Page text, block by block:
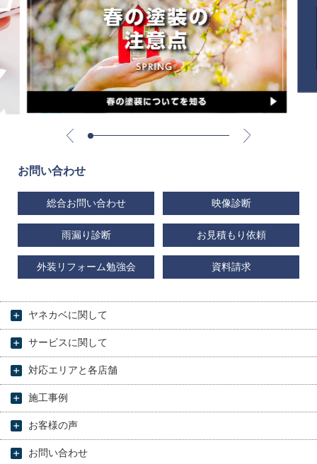
お問い合わせ
総合お問い合わせ 映像診断
雨漏り診断 お見積もり依頼
外装リフォーム勉強会 資料請求
ヤネカベに関して
サービスに関して
対応エリアと各店舗
施工事例
お客様の声
お問い合わせ